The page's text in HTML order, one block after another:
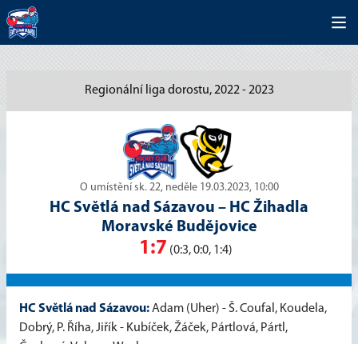
Regionální liga dorostu, 2022 - 2023
O umístění sk. 22, neděle 19.03.2023, 10:00
HC Světlá nad Sázavou – HC Žihadla
Moravské Budějovice
1:7 (0:3, 0:0, 1:4)
HC Světlá nad Sázavou:Adam (Uher) - Š. Coufal, Koudela,
Dobrý, P. Říha, Jiřík - Kubíček, Žáček, Pártlová, Pártl,